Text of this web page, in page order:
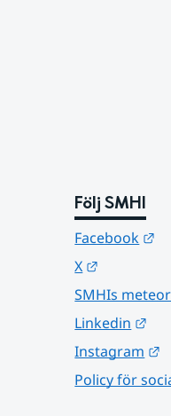
Följ SMHI
Facebook
X
SMHIs
Linkedin
Instagram
Policy för